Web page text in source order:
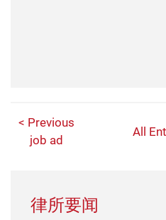
< Previous
job ad
All
律所要闻